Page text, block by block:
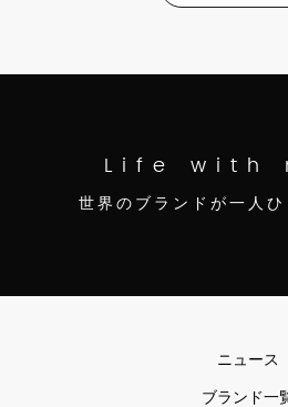
Life with
世界のブランドが一人
ニュース
ブランド一